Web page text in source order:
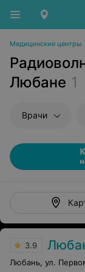
Медицинские центры
Любане 1
Врачи
3.9 Любанская
Любань, ул.